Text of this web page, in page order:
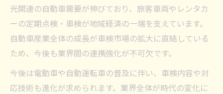
光関連の自動車需要が伸びており、旅客車両やレンタカ
ーの定期点検・車検が地域経済の一端を支えています。
自動車産業全体の成長が車検市場の拡大に直結している
ため、今後も業界間の連携強化が不可欠です。
今後は電動車や自動運転車の普及に伴い、車検内容や対
応技術も進化が求められます。業界全体が時代の変化に